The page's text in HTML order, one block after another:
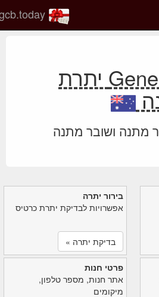
gcb.today
General Bourke יתרת
מתנה ושובר מתנה
בירור יתרה
אפשרויות לבדיקת יתרת כרטיס
בדיקת יתרה »
פרטי חנות
אתר חנות, מספר טלפון,
מיקומים